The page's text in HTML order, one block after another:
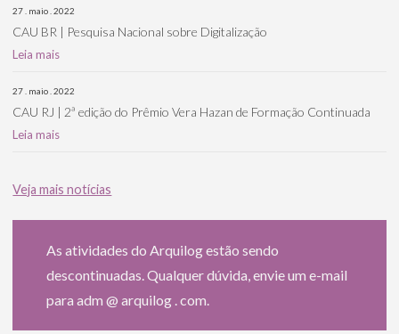
27 . maio . 2022
CAU BR | Pesquisa Nacional sobre Digitalização
Leia mais
27 . maio . 2022
CAU RJ | 2ª edição do Prêmio Vera Hazan de Formação Continuada
Leia mais
Veja mais notícias
As atividades do Arquilog estão sendo
descontinuadas. Qualquer dúvida, envie um e-mail
para adm @ arquilog . com.